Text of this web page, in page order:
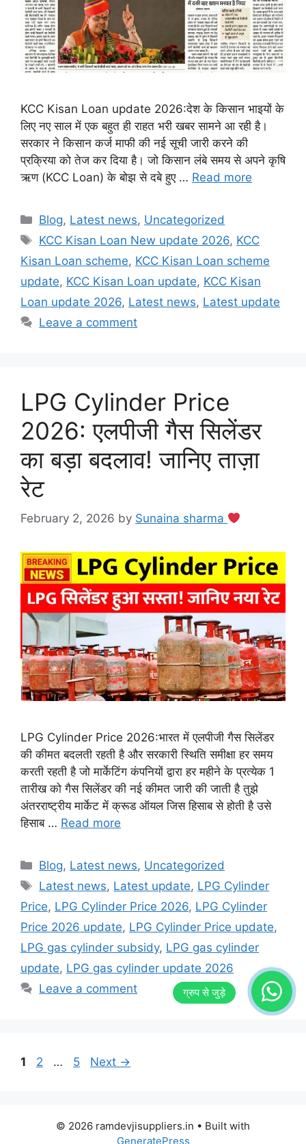
KCC Kisan Loan update 2026:देश के किसान भाइयों के
लिए नए साल में एक बहुत ही राहत भरी खबर सामने आ रही है।
सरकार ने किसान कर्ज माफी की नई सूची जारी करने की
प्रक्रिया को तेज कर दिया है। जो किसान लंबे समय से अपने कृषि
ऋण (KCC Loan) के बोझ से दबे हुए … Read more
Categories
Blog, Latest news, Uncategorized
Tags
KCC Kisan Loan New update 2026, KCC
Kisan Loan scheme, KCC Kisan Loan scheme
update, KCC Kisan Loan update, KCC Kisan
Loan update 2026, Latest news, Latest update
Leave a comment
LPG Cylinder Price
2026: एलपीजी गैस सिलेंडर
का बड़ा बदलाव! जानिए ताज़ा
रेट
February 2, 2026 by Sunaina sharma
LPG Cylinder Price 2026:भारत में एलपीजी गैस सिलेंडर
की कीमत बदलती रहती है और सरकारी स्थिति समीक्षा हर समय
करती रहती है जो मार्केटिंग कंपनियों द्वारा हर महीने के प्रत्येक 1
तारीख को गैस सिलेंडर की नई कीमत जारी की जाती है तुझे
अंतरराष्ट्रीय मार्केट में क्रूड ऑयल जिस हिसाब से होती है उसे
हिसाब … Read more
Categories
Blog, Latest news, Uncategorized
Tags
Latest news, Latest update, LPG Cylinder
Price, LPG Cylinder Price 2026, LPG Cylinder
Price 2026 update, LPG Cylinder Price update,
LPG gas cylinder subsidy, LPG gas cylinder
update, LPG gas cylinder update 2026
Leave a comment
Page
1 Page
2 … Page
5 Next →
© 2026 ramdevjisuppliers.in • Built with
GeneratePress